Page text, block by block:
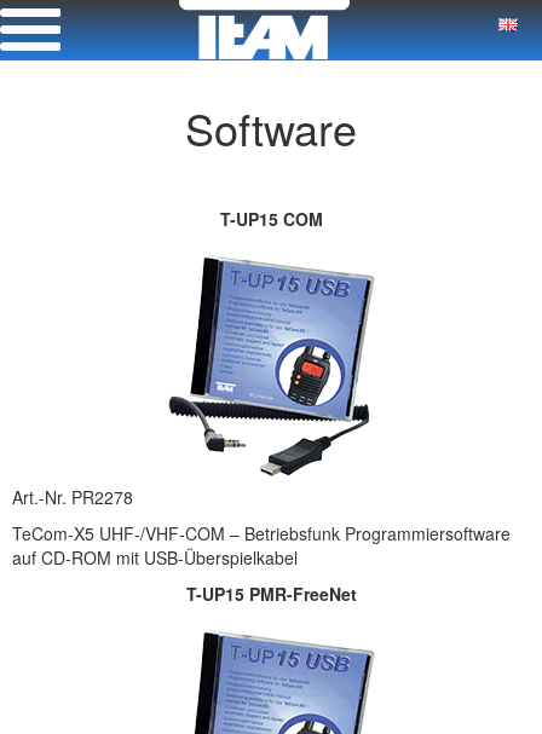
Software
T-UP15 COM
Art.-Nr. PR2278
TeCom-X5 UHF-/VHF-COM – Betriebsfunk Programmiersoftware
auf CD-ROM mit USB-Überspielkabel
T-UP15 PMR-FreeNet